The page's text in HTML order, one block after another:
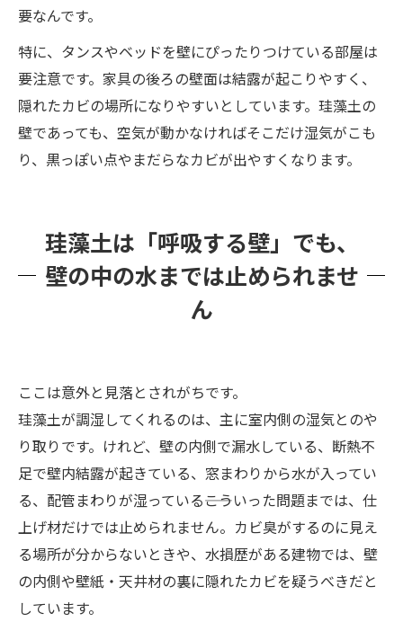
要なんです。
特に、タンスやベッドを壁にぴったりつけている部屋は
要注意です。家具の後ろの壁面は結露が起こりやすく、
隠れたカビの場所になりやすいとしています。珪藻土の
壁であっても、空気が動かなければそこだけ湿気がこも
り、黒っぽい点やまだらなカビが出やすくなります。
珪藻土は「呼吸する壁」でも、
壁の中の水までは止められませ
ん
ここは意外と見落とされがちです。
珪藻土が調湿してくれるのは、主に室内側の湿気とのや
り取りです。けれど、壁の内側で漏水している、断熱不
足で壁内結露が起きている、窓まわりから水が入ってい
る、配管まわりが湿っている――こういった問題までは、仕
上げ材だけでは止められません。カビ臭がするのに見え
る場所が分からないときや、水損歴がある建物では、壁
の内側や壁紙・天井材の裏に隠れたカビを疑うべきだと
しています。